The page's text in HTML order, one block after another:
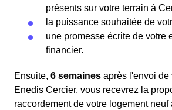
présents sur votre terrain à
la puissance souhaitée de
une promesse écrite de votre
financier.
Ensuite, 6 semaines après l'envoi de
Enedis Cercier, vous recevrez la
raccordement de votre logement neuf